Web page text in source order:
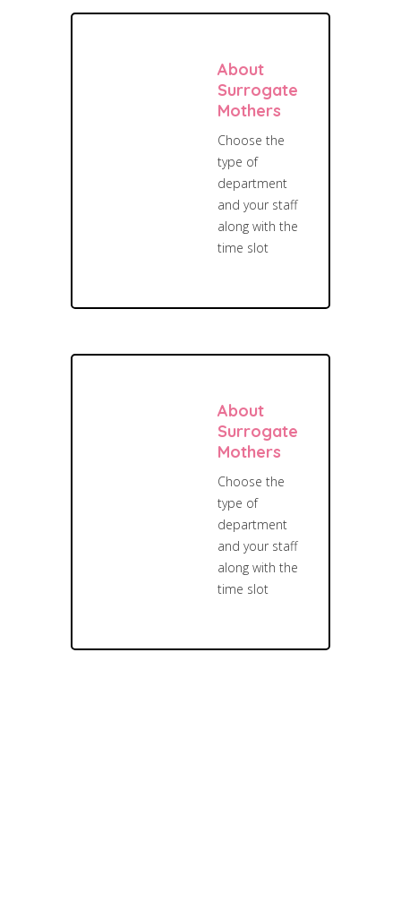
About
Surrogate
Mothers
Choose the
type of
department
and your staff
along with the
time slot
About
Surrogate
Mothers
Choose the
type of
department
and your staff
along with the
time slot